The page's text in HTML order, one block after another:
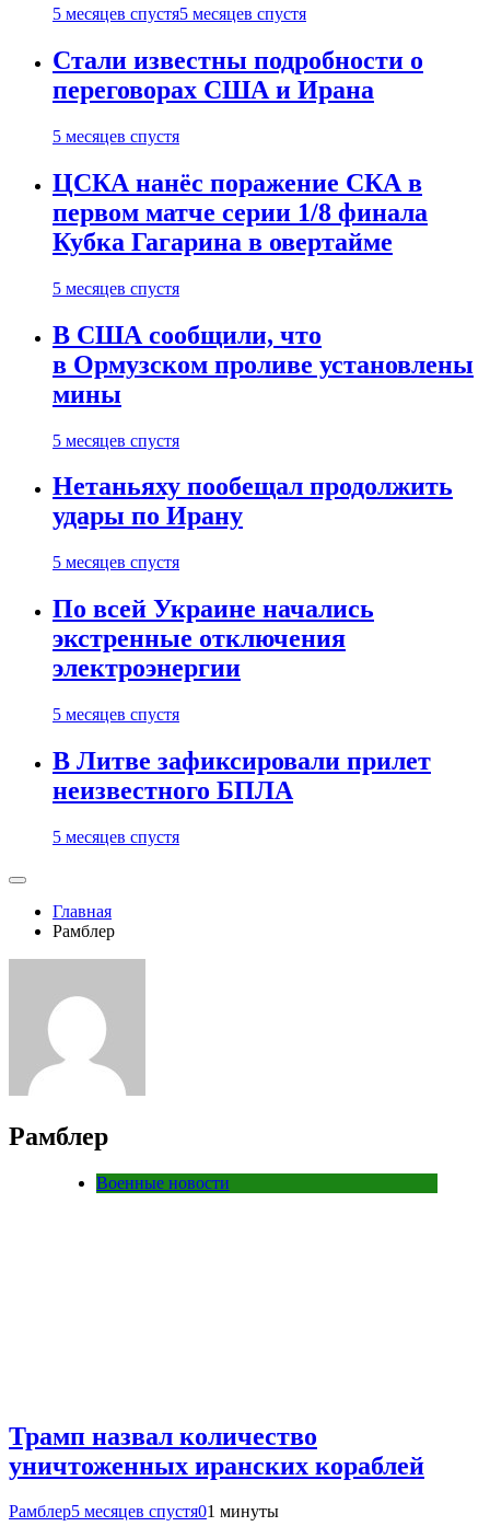
5 месяцев спустя5 месяцев спустя
Стали известны подробности о
переговорах США и Ирана
5 месяцев спустя
ЦСКА нанёс поражение СКА в
первом матче серии 1/8 финала
Кубка Гагарина в овертайме
5 месяцев спустя
В США сообщили, что
в Ормузском проливе установлены
мины
5 месяцев спустя
Нетаньяху пообещал продолжить
удары по Ирану
5 месяцев спустя
По всей Украине начались
экстренные отключения
электроэнергии
5 месяцев спустя
В Литве зафиксировали прилет
неизвестного БПЛА
5 месяцев спустя
Главная
Рамблер
Рамблер
Военные новости
Трамп назвал количество
уничтоженных иранских кораблей
Рамблер5 месяцев спустя01 минуты